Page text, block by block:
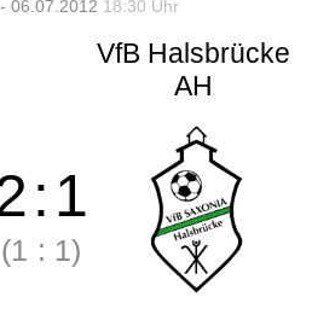
06.07.2012 18:30 Uhr
VfB Halsbrücke
AH
:1
(1 : 1)